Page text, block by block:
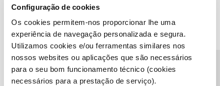
Configuração de cookies
Os cookies permitem-nos proporcionar lhe uma
experiência de navegação personalizada e segura.
Utilizamos cookies e/ou ferramentas similares nos
nossos websites ou aplicações que são necessários
para o seu bom funcionamento técnico (cookies
necessários para a prestação de serviço).
Condições do Fórum NOS Accessibility statement
CONTACTOS POLÍTICA DE PRIVACIDADE
CONFIGURAR COOKIES QUALIDADE DE SERVIÇO